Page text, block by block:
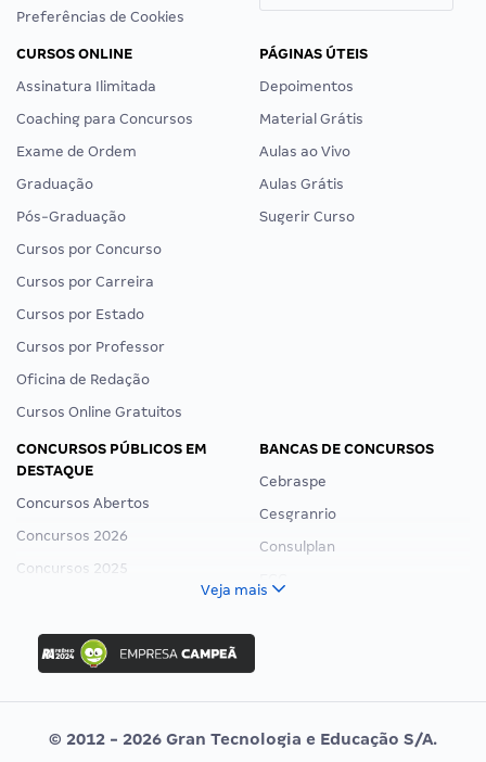
Preferências de Cookies
CURSOS ONLINE
Assinatura Ilimitada
Coaching para Concursos
Exame de Ordem
Graduação
Pós-Graduação
Cursos por Concurso
Cursos por Carreira
Cursos por Estado
Cursos por Professor
Oficina de Redação
Cursos Online Gratuitos
PÁGINAS ÚTEIS
Depoimentos
Material Grátis
Aulas ao Vivo
Aulas Grátis
Sugerir Curso
CONCURSOS PÚBLICOS EM
DESTAQUE
Concursos Abertos
Concursos 2026
Concursos 2025
Concurso Nacional Unificado
Concurso Ibama
Concurso MPU
Editais publicados
BANCAS DE CONCURSOS
Cebraspe
Cesgranrio
Consulplan
Vunesp
Veja mais
© 2012 - 2026 Gran Tecnologia e Educação S/A.